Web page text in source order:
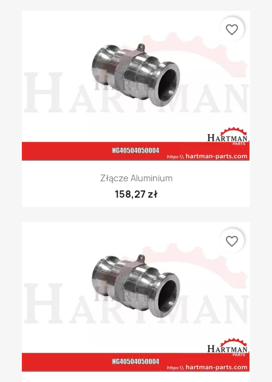
Złącze Aluminium
158,27 zł
favorite_border
favorite_border